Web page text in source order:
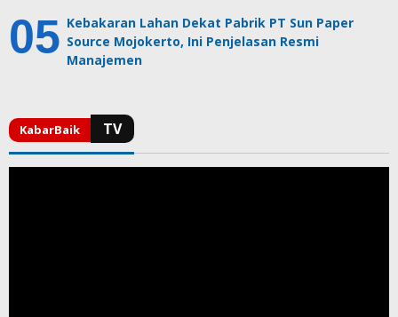
Kebakaran Lahan Dekat Pabrik PT Sun Paper
Source Mojokerto, Ini Penjelasan Resmi
Manajemen